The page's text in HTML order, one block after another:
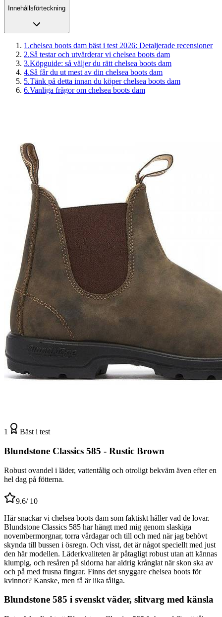
Innehållsförteckning
1 .chelsea boots dam bäst i test 2026: Detaljerade recensioner
2.Så testar och utvärderar vi chelsea boots dam
3.Köpguide: så väljer du rätt chelsea boots dam
4.Så får du ut mest av din chelsea boots dam
5.Tänk på detta innan du köper chelsea boots dam
6.Vanliga frågor om chelsea boots dam
1 Bäst i test
Blundstone Classics 585 - Rustic Brown
Robust ovandel i läder, vattentålig och otroligt bekväm även efter en
hel dag på fötterna.
9.6/ 10
Här snackar vi chelsea boots dam som faktiskt håller vad de lovar.
Blundstone Classics 585 har hängt med mig genom slaskiga
novembermorgnar, torra vårdagar och till och med när jag behövt
skynda till bussen i ösregn. Och visst, det är något speciellt med just
den här modellen. Läderkvaliteten är påtagligt robust utan att kännas
klumpig, och resåren på sidorna har aldrig krånglat när skon ska av
och på med frusna fingrar. Finns det snyggare chelsea boots för
kvinnor? Kanske, men få är lika tåliga.
Blundstone 585 i svenskt väder, slitvarg med känsla